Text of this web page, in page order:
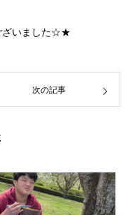
ざいました☆★
次の記事